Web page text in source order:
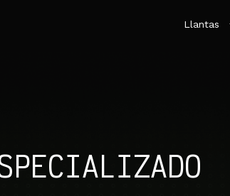
Llantas